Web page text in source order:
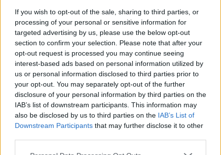
If you wish to opt-out of the sale, sharing to third parties, or
processing of your personal or sensitive information for
targeted advertising by us, please use the below opt-out
section to confirm your selection. Please note that after your
opt-out request is processed you may continue seeing
interest-based ads based on personal information utilized by
us or personal information disclosed to third parties prior to
your opt-out. You may separately opt-out of the further
disclosure of your personal information by third parties on the
IAB’s list of downstream participants. This information may
also be disclosed by us to third parties on the IAB’s List of
Downstream Participants that may further disclose it to other
Συρίγος: Η Τουρκία δεν παίρνει F-35 αν δεν
απαλλαγεί από τους S400 – Το 2019 είχαμε Μιράζ
χωρίς πυραύλους και άρματα χωρίς οβίδες (video)